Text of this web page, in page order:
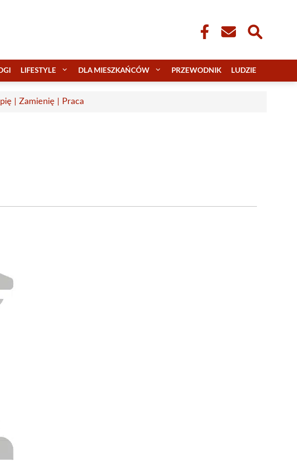
LIFESTYLE DLA MIESZKAŃCÓW PRZEWODNIK LUDZIE
| Zamienię | Praca